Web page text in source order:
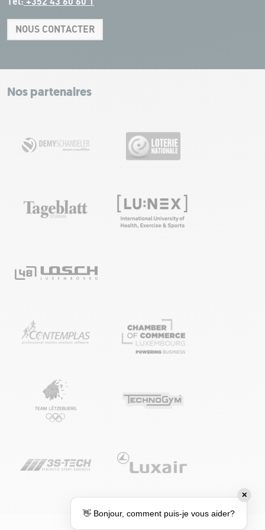
NOUS CONTACTER
+
−
Leaflet|Map tiles by Carto, under CC BY 3.0. Data by OpenStreetMap, under
Nos partenaires
✕
👋 Bonjour, comment puis-je vous aider?